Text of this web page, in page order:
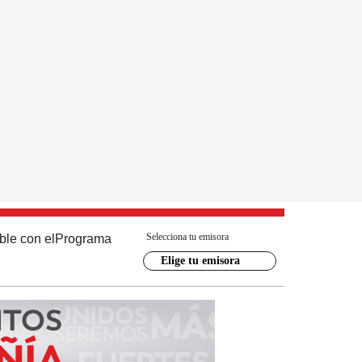
con el Programa Selecciona tu emisora
Elige tu emisora